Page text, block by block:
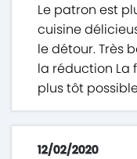
Le patron est
cuisine
le détour. Très
la réduction La
plus tôt
12/02/2020